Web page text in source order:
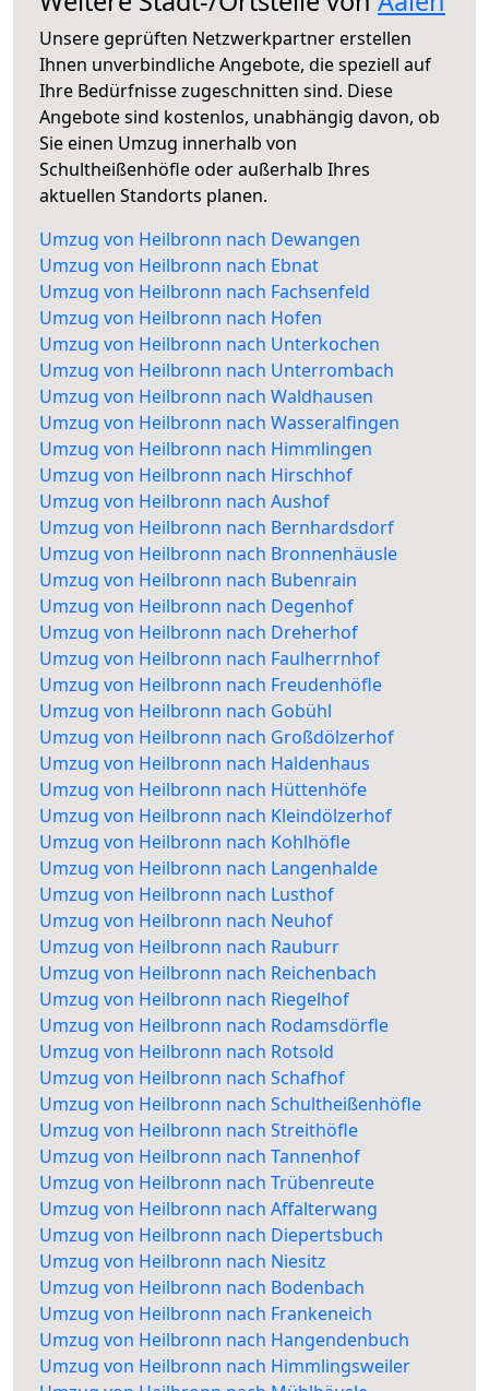
Unsere geprüften Netzwerkpartner erstellen
Ihnen unverbindliche Angebote, die speziell auf
Ihre Bedürfnisse zugeschnitten sind. Diese
Angebote sind kostenlos, unabhängig davon, ob
Sie einen Umzug innerhalb von
Schultheißenhöfle oder außerhalb Ihres
aktuellen Standorts planen.
Umzug von Heilbronn nach Dewangen
Umzug von Heilbronn nach Ebnat
Umzug von Heilbronn nach Fachsenfeld
Umzug von Heilbronn nach Hofen
Umzug von Heilbronn nach Unterkochen
Umzug von Heilbronn nach Unterrombach
Umzug von Heilbronn nach Waldhausen
Umzug von Heilbronn nach Wasseralfingen
Umzug von Heilbronn nach Himmlingen
Umzug von Heilbronn nach Hirschhof
Umzug von Heilbronn nach Aushof
Umzug von Heilbronn nach Bernhardsdorf
Umzug von Heilbronn nach Bronnenhäusle
Umzug von Heilbronn nach Bubenrain
Umzug von Heilbronn nach Degenhof
Umzug von Heilbronn nach Dreherhof
Umzug von Heilbronn nach Faulherrnhof
Umzug von Heilbronn nach Freudenhöfle
Umzug von Heilbronn nach Gobühl
Umzug von Heilbronn nach Großdölzerhof
Umzug von Heilbronn nach Haldenhaus
Umzug von Heilbronn nach Hüttenhöfe
Umzug von Heilbronn nach Kleindölzerhof
Umzug von Heilbronn nach Kohlhöfle
Umzug von Heilbronn nach Langenhalde
Umzug von Heilbronn nach Lusthof
Umzug von Heilbronn nach Neuhof
Umzug von Heilbronn nach Rauburr
Umzug von Heilbronn nach Reichenbach
Umzug von Heilbronn nach Riegelhof
Umzug von Heilbronn nach Rodamsdörfle
Umzug von Heilbronn nach Rotsold
Umzug von Heilbronn nach Schafhof
Umzug von Heilbronn nach Schultheißenhöfle
Umzug von Heilbronn nach Streithöfle
Umzug von Heilbronn nach Tannenhof
Umzug von Heilbronn nach Trübenreute
Umzug von Heilbronn nach Affalterwang
Umzug von Heilbronn nach Diepertsbuch
Umzug von Heilbronn nach Niesitz
Umzug von Heilbronn nach Bodenbach
Umzug von Heilbronn nach Frankeneich
Umzug von Heilbronn nach Hangendenbuch
Umzug von Heilbronn nach Himmlingsweiler